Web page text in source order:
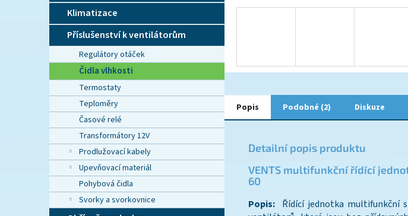
Klimatizace
Příslušenství k ventilátorům
Regulátory otáček
Čidla vlhkosti
Termostaty
Teploměry
Časové relé
Transformátory 12V
Prodlužovací kabely
Upevňovací materiál
Pohybová čidla
Svorky a svorkovnice
Popis Podobné (2) Diskuze
Detailní popis produktu
VENTS multifunkční řídící
60
Popis: Řídící jednotka multifunkční